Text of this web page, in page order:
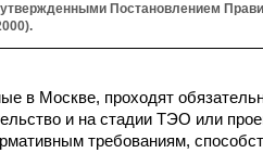
Постановлением
в Москве, проходят
и на стадии ТЭО или
требованиям,